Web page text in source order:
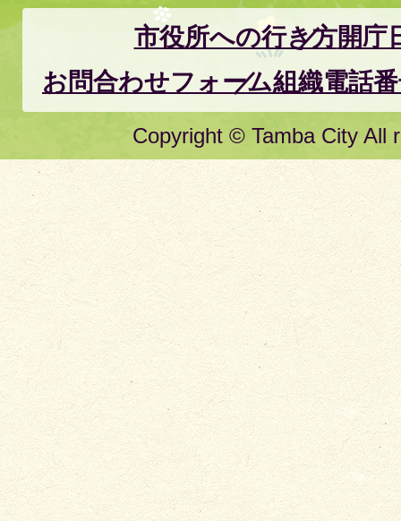
市役所への行き方開庁
お問合わせフォーム組織電話
Copyright © Tamba City All